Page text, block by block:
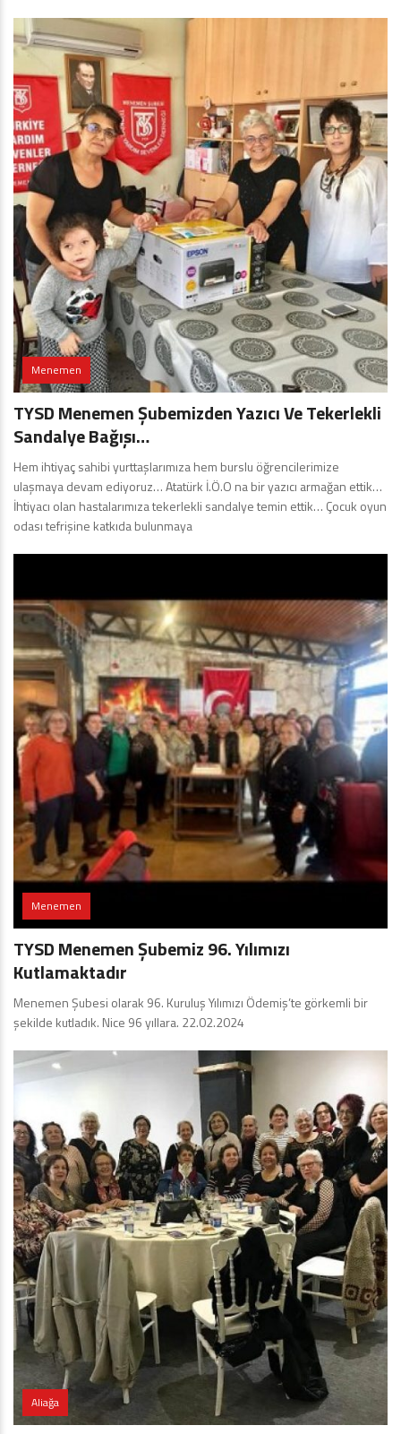
Menemen
TYSD Menemen Şubemizden Yazıcı Ve Tekerlekli
Sandalye Bağışı…
Hem ihtiyaç sahibi yurttaşlarımıza hem burslu öğrencilerimize
ulaşmaya devam ediyoruz… Atatürk İ.Ö.O na bir yazıcı armağan ettik…
İhtiyacı olan hastalarımıza tekerlekli sandalye temin ettik… Çocuk oyun
odası tefrişine katkıda bulunmaya
Menemen
TYSD Menemen Şubemiz 96. Yılımızı
Kutlamaktadır
Menemen Şubesi olarak 96. Kuruluş Yılımızı Ödemiş’te görkemli bir
şekilde kutladık. Nice 96 yıllara. 22.02.2024
Aliağa